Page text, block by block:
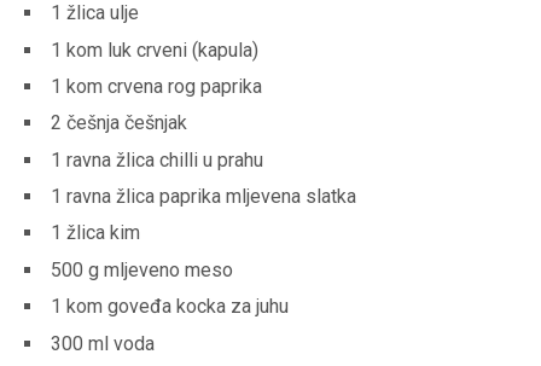
1 žlica ulje
1 kom luk crveni (kapula)
1 kom crvena rog paprika
2 češnja češnjak
1 ravna žlica chilli u prahu
1 ravna žlica paprika mljevena slatka
1 žlica kim
500 g mljeveno meso
1 kom goveđa kocka za juhu
300 ml voda